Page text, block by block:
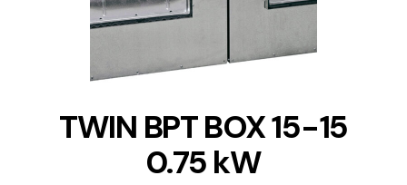
TWIN BPT BOX 15-15
0.75 kW